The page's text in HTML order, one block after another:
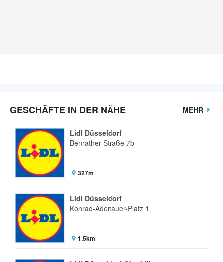
GESCHÄFTE IN DER NÄHE MEHR
Lidl Düsseldorf
Benrather Straße 7b
327m
Lidl Düsseldorf
Konrad-Adenauer-Platz 1
1.5km